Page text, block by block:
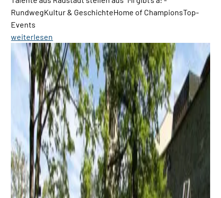
RundwegKultur & GeschichteHome of ChampionsTop-
Events
weiterlesen